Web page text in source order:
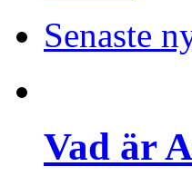
Senaste
Vad är